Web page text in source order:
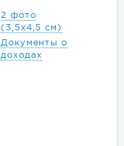
2 фото
(3,5х4,5 см)
Документы о
доходах